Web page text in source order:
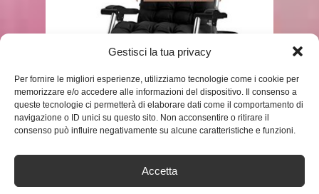
Gestisci la tua privacy
Per fornire le migliori esperienze, utilizziamo tecnologie come i cookie per
memorizzare e/o accedere alle informazioni del dispositivo. Il consenso a
queste tecnologie ci permetterà di elaborare dati come il comportamento di
navigazione o ID unici su questo sito. Non acconsentire o ritirare il
consenso può influire negativamente su alcune caratteristiche e funzioni.
Accetta
SHOP
CHAIRQEW SEDIE DA GIARDINO
PATIO RECLINABILI PER PERSONE
PESANTI SEDIE ...